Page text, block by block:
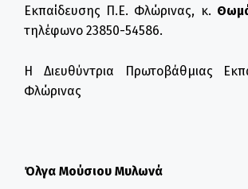
Εκπαίδευσης Π.Ε. Φλώρινας, κ.
τηλέφωνο 23850-54586.
Η Διευθύντρια Πρωτοβάθμιας
Φλώρινας
Όλγα Μούσιου Μυλωνά